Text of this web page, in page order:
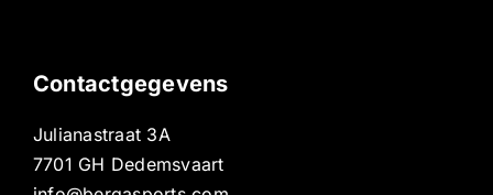
Contactgegevens
Julianastraat 3A
7701 GH Dedemsvaart